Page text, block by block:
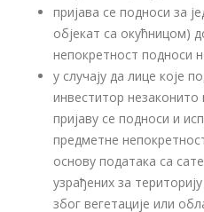
пријава се подноси за
објекат са окућницом)
непокретност подноси
у случају да лице које
инвеститор незаконито
пријаву се подноси и
предметне
основу података са
узрађених за
због вегетације или